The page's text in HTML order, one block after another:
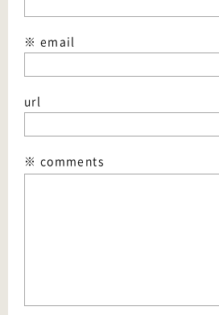
※ email
url
※ comments